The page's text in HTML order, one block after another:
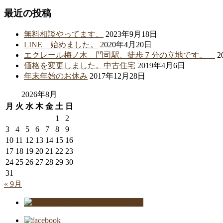
最近の投稿
無料相談やってます。
2023年9月18日
LINE 始めました。
2020年4月20日
エクレール梅ノ木 門司駅、徒歩７分の立地です。
価格を変更しました。中古住宅 2019年4月6日
年末年始のお休み 2017年12月28日
2026年8月
月 火 水 木 金 土 日
1
2
3
4 5 6 7 8
9
10 11 12 13 14 15 16
17 18 19 20 21 22 23
24 25 26 27 28 29 30
31
« 9月